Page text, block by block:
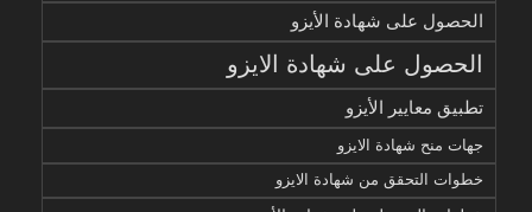
الحصول على شهادة الأيزو
الحصول على شهادة الايزو
تطبيق معايير الأيزو
جهات منح شهادة الايزو
خطوات التحقق من شهادة الايزو